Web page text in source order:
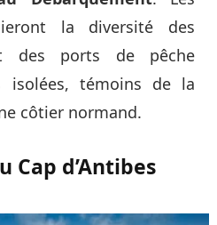
la diversité des
des ports de pêche
isolées, témoins de la
côtier normand.
Cap d’Antibes